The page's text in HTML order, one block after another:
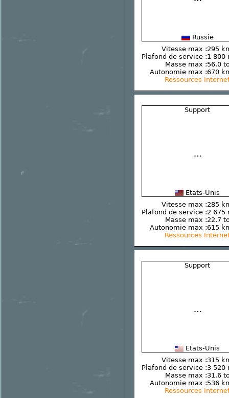
Russie
Vitesse max :295
Plafond de service :1 800
Masse max :56.0
Autonomie max :670
Ressources
Support
Etats-Unis
Vitesse max :285
Plafond de service :2 675
Masse max :22.7
Autonomie max :615
Ressources
Support
Etats-Unis
Vitesse max :315
Plafond de service :3 520
Masse max :31.6
Autonomie max :536
Ressources